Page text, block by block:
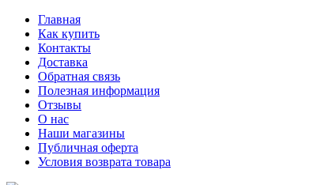
Главная
Как купить
Контакты
Доставка
Обратная связь
Полезная информация
Отзывы
О нас
Наши магазины
Публичная оферта
Условия возврата товара